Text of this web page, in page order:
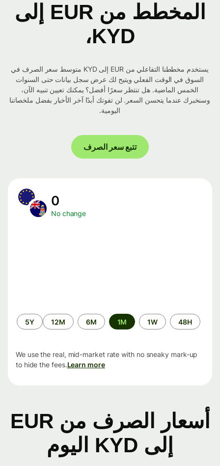
المخطط من EUR إلى
KYD،
يستخدم مخططنا التفاعلي من EUR إلى KYD متوسط ​​سعر الصرف في
السوق في الوقت الفعلي ويتيح لك عرض سجل بيانات حتى السنوات
الخمس الماضية. هل تنتظر سعرًا أفضل؟ يمكنك تعيين تنبيه الآن،
وسنخبرك عندما يتحسن السعر. لن تفوتك أبدًا آخر الأخبار بفضل ملخصاتنا
اليومية.
تتبع سعر الصرف
No change
الفترة
الزمنية
48H
1W
1M
6M
12M
5Y
We use the real, mid-market rate with no sneaky mark-up
to hide the fees.Learn more
أسعار الصرف من EUR
إلى KYD اليوم